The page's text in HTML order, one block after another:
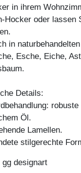
in ihrem
Hocker oder lassen
in
Esche, Eiche,
Details:
Öl.
Lamellen.
stilgerechte
gg designart